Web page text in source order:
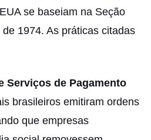
se baseiam na Seção
1974. As práticas citadas
Serviços de Pagamento
brasileiros emitiram ordens
que empresas